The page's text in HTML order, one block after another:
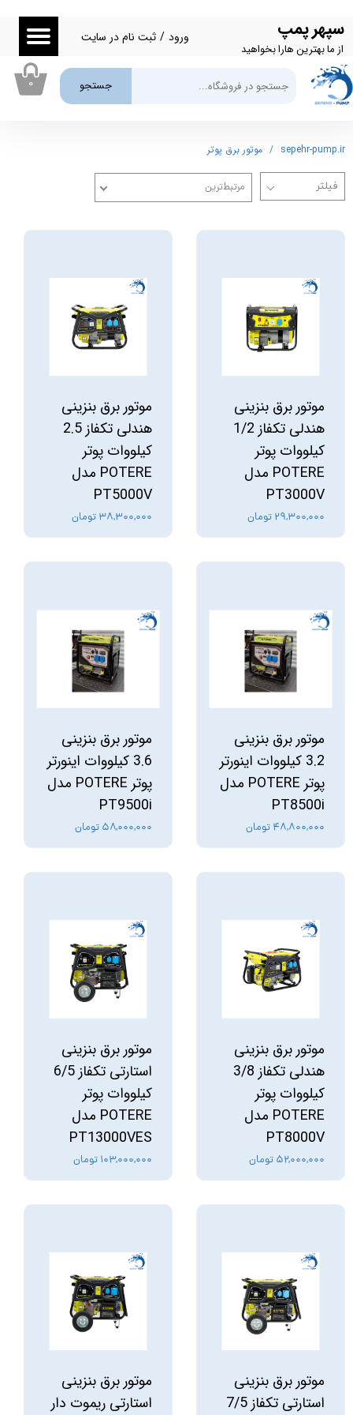
سپهر پمپ
از ما بهترین هارا بخواهید
جستجو
ورود / ثبت نام در سایت
حساب کاربری من
تغییر گذر واژه
سفارشات
خروج از حساب کاربری
۰
sepehr-pump.ir موتور برق پوتر
مرتبط‌ترین
موتور برق بنزینی
هندلی تکفاز 1/2
کیلووات پوتر
POTERE مدل
PT3000V
۲۹,۳۰۰,۰۰۰ تومان
موتور برق بنزینی
هندلی تکفاز 2.5
کیلووات پوتر
POTERE مدل
PT5000V
۳۸,۳۰۰,۰۰۰ تومان
موتور برق بنزینی
3.2 کیلووات اینورتر
پوتر POTERE مدل
PT8500i
۴۸,۸۰۰,۰۰۰ تومان
موتور برق بنزینی
3.6 کیلووات اینورتر
پوتر POTERE مدل
PT9500i
۵۸,۰۰۰,۰۰۰ تومان
موتور برق بنزینی
هندلی تکفاز 3/8
کیلووات پوتر
POTERE مدل
PT8000V
۵۲,۰۰۰,۰۰۰ تومان
موتور برق بنزینی
استارتی تکفاز 6/5
کیلووات پوتر
POTERE مدل
PT13000VES
۱۰۳,۰۰۰,۰۰۰ تومان
موتور برق بنزینی
استارتی تکفاز 7/5
موتور برق بنزینی
استارتی ریموت دار